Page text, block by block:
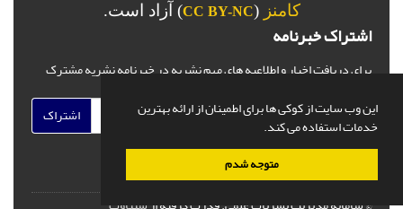
این وب سایت از کوکی ها برای اطمینان از ارائه بهترین
خدمات استفاده می کند.
متوجه شدم
کامنز (
CC BY-NC) آزاد است.
اشتراک خبرنامه
برای دریافت اخبار و اطلاعیه های مهم نشریه در خبرنامه نشریه مشترک
اشتراک